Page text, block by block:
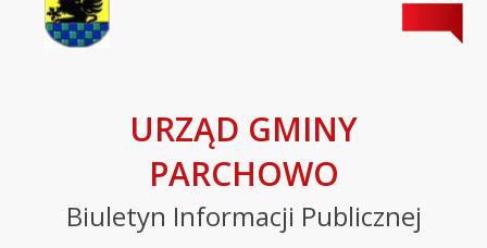
URZĄD GMINY
PARCHOWO
Biuletyn Informacji Publicznej
stanie
URZĄD